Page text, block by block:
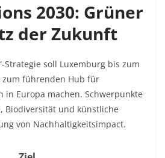
2030: Grüner
der Zukunft
Strategie soll Luxemburg bis zum
zum führenden Hub für
in Europa machen. Schwerpunkte
Biodiversität und künstliche
von Nachhaltigkeitsimpact.